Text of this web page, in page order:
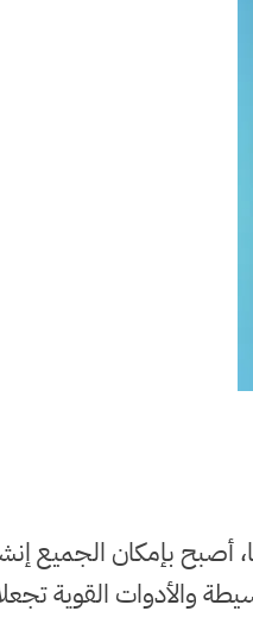
أصبح بإمكان
والأدوات القوية